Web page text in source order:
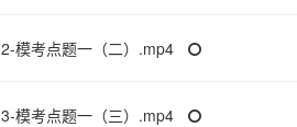
2-模考点题一（二）.mp4
3-模考点题一（三）.mp4